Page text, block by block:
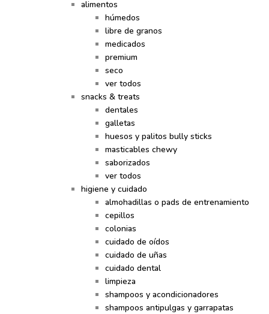
alimentos
húmedos
libre de granos
medicados
premium
seco
ver todos
snacks & treats
dentales
galletas
huesos y palitos bully sticks
masticables chewy
saborizados
ver todos
higiene y cuidado
almohadillas o pads de entrenamiento
cepillos
colonias
cuidado de oídos
cuidado de uñas
cuidado dental
limpieza
shampoos y acondicionadores
shampoos antipulgas y garrapatas